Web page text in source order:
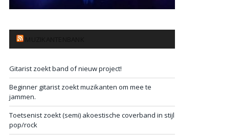
Gitarist zoekt band of nieuw project!
Beginner gitarist zoekt muzikanten om mee te
jammen.
Toetsenist zoekt (semi) akoestische coverband in stijl
pop/rock